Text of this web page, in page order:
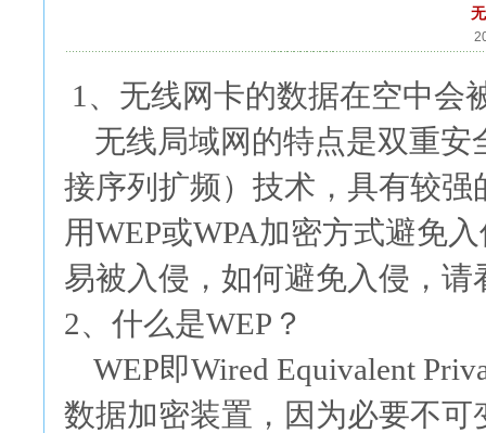
1、无线网卡的数据在空中会
无线局域网的特点是双重安
接序列扩频）技术，具有较
用WEP或WPA加密方式避免
易被入侵，如何避免入侵，
2、什么是WEP？
WEP即Wired Equivalent
数据加密装置，因为必要不